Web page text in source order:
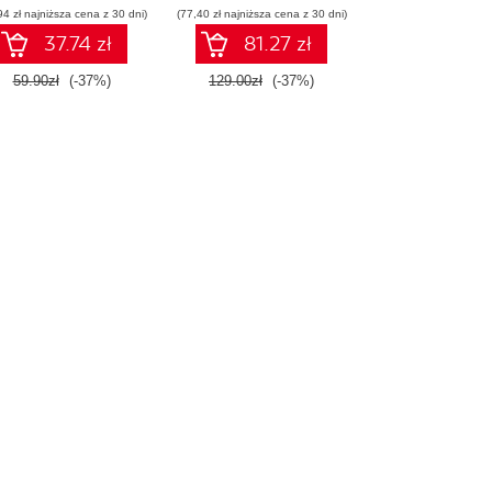
zł najniższa cena z 30 dni)
37.74 zł
59.90zł (-37%)
(77,40 zł najniższa cena z 30 dni)
81.27 zł
129.00zł (-37%)